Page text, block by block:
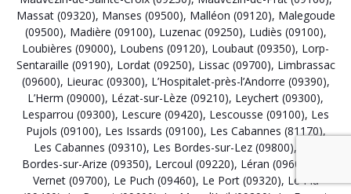
Massat (09320), Manses (09500), Malléon (09120), Malegoude
(09500), Madière (09100), Luzenac (09250), Ludiès (09100),
Loubières (09000), Loubens (09120), Loubaut (09350), Lorp-
Sentaraille (09190), Lordat (09250), Lissac (09700), Limbrassac
(09600), Lieurac (09300), L’Hospitalet-près-l’Andorre (09390),
L’Herm (09000), Lézat-sur-Lèze (09210), Leychert (09300),
Lesparrou (09300), Lescure (09420), Lescousse (09100), Les
Pujols (09100), Les Issards (09100), Les Cabannes (81170),
Les Cabannes (09310), Les Bordes-sur-Lez (09800),
Bordes-sur-Arize (09350), Lercoul (09220), Léran (09600)
Vernet (09700), Le Puch (09460), Le Port (09320), Le Pla